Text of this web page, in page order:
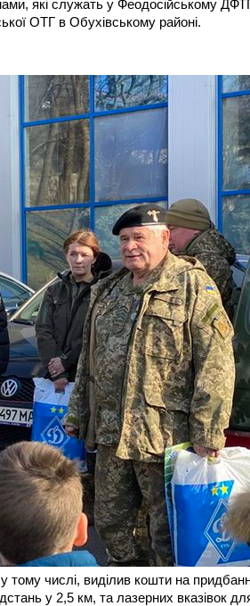
які служать у Феодосійському
ОТГ в Обухівському районі.
тому числі, виділив кошти на
у 2,5 км, та лазерних вказівок